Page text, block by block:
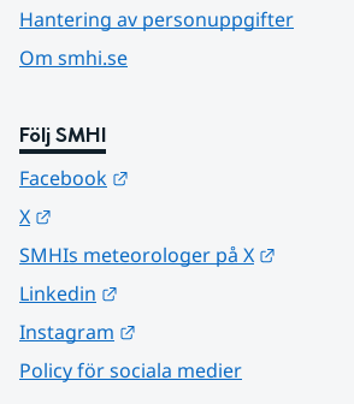
Hantering av personuppgifter
Om smhi.se
Följ SMHI
Facebook
X
SMHIs meteorologer på X
Linkedin
Instagram
Policy för sociala medier